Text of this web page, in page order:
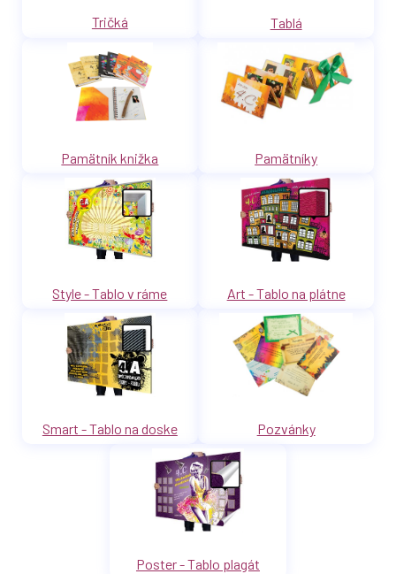
Tričká Tablá
Pamätník knižka Pamätníky
Style - Tablo v ráme Art - Tablo na plátne
Smart - Tablo na doske Pozvánky
Poster - Tablo plagát